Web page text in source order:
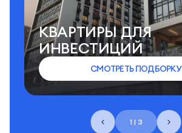
1 | 3
КВАРТИРЫ ДЛЯ
ИНВЕСТИЦИЙ
СМОТРЕТЬ ПОДБОРКУ